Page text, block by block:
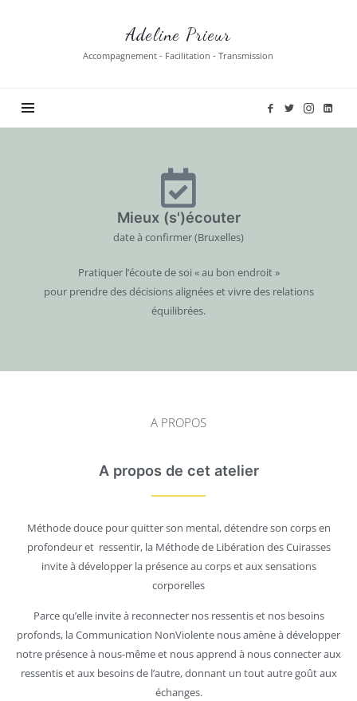
Adeline Prieur
Accompagnement - Facilitation - Transmission
Mieux (s')écouter
date à confirmer (Bruxelles)
Pratiquer l’écoute de soi « au bon endroit »
pour prendre des décisions alignées et vivre des relations
équilibrées.
A PROPOS
A propos de cet atelier
Méthode douce pour quitter son mental, détendre son corps en
profondeur et ressentir, la Méthode de Libération des Cuirasses
invite à développer la présence au corps et aux sensations
corporelles
Parce qu’elle invite à reconnecter nos ressentis et nos besoins
profonds, la Communication NonViolente nous amène à développer
notre présence à nous-même et nous apprend à nous connecter aux
ressentis et aux besoins de l’autre, donnant un tout autre goût aux
échanges.